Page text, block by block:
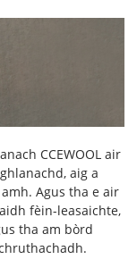
CCEWOOL air
aig a
Agus tha e air
fèin-leasaichte,
tha am bòrd